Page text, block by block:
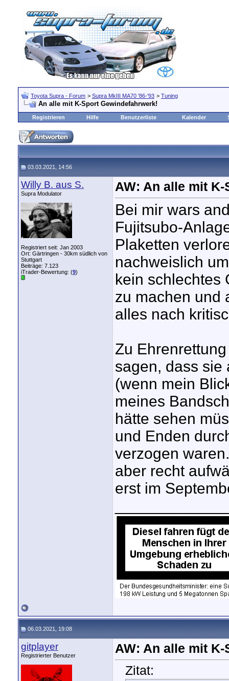
Toyota Supra - Forum > Supra MkIII MA70 '86-'93 > Tuning
An alle mit K-Sport Gewindefahrwerk!
Registrieren Hilfe Benutzerliste Kalender
03.03.2021, 14:56
Willy B. aus S.
Supra Modulator
Registriert seit: Jan 2003
Ort: Gärtringen - 30km südlich von
Stuttgart
Beiträge: 7.123
iTrader-Bewertung: (9)
AW: An alle mit
Bei mir wars
Fujitsubo-
Plaketten
nachweislich
kein schlechtes
zu machen und
alles nach
Zu
sagen, dass sie
(wenn mein
meines
hätte sehen
und Enden
verzogen
aber recht
erst im
06.03.2021, 19:08
gitplayer
Registrierter Benutzer
AW: An alle mit
Zitat: